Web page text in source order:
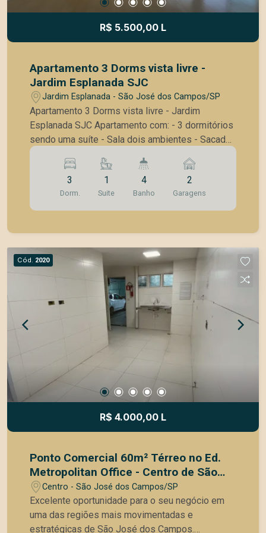
R$ 5.500,00 L
Apartamento 3 Dorms vista livre -
Jardim Esplanada SJC
Jardim Esplanada - São José dos Campos/SP
Apartamento 3 Dorms vista livre - Jardim
Esplanada SJC Apartamento com: - 3 dormitórios
sendo uma suíte - Sala dois ambientes - Sacada
com vista livre - Cozinha com planejados e
cooktop - Área de serviço com lavado - Lavabo
social - Banheiro com box blindex e aquecedor a
gás - 2 vagas de garagem cobertas Condomínio
com áreas de lazer: - Quadra de tênis saibro -
quiosques independentes - Piscina adulto e
infantil - Portaria 24hs Esta oportunidade esta
disponível para locação e como a Movae Imóveis
é especialista na região temos propriedade para
dizer que essa é uma oportunidade que acaba
logo. Agende já sua visita!
3
Dorm.
1
Suite
4
Banho
2
Garagens
Cód. 2020
R$ 4.000,00 L
Ponto Comercial 60m² Térreo no Ed.
Metropolitan Office - Centro de São
José dos Campos
Centro - São José dos Campos/SP
Excelente oportunidade para o seu negócio em
uma das regiões mais movimentadas e
estratégicas de São José dos Campos.